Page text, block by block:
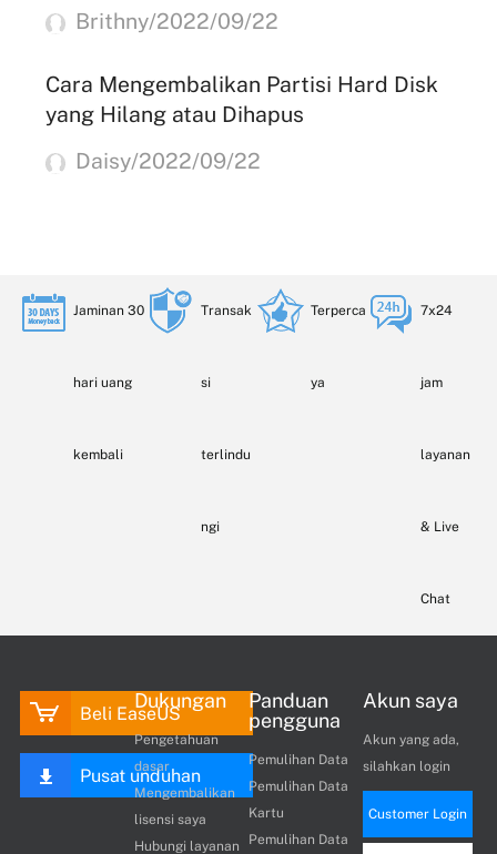
Brithny/2022/09/22
Cara Mengembalikan Partisi Hard Disk
yang Hilang atau Dihapus
Daisy/2022/09/22
Jaminan 30
hari uang
kembali
Transak
si
terlindu
ngi
Terperca
ya
7x24
jam
layanan
& Live
Chat
Beli EaseUS
Pusat unduhan
Dukungan
Pengetahuan
dasar
Mengembalikan
lisensi saya
Hubungi layanan
Panduan
pengguna
Pemulihan Data
Pemulihan Data
Kartu
Pemulihan Data
Akun saya
Akun yang ada,
silahkan login
Customer Login